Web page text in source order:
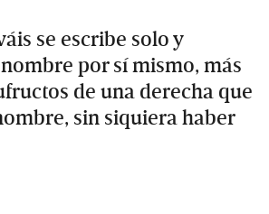
se escribe solo y
por sí mismo, más
de una derecha que
sin siquiera haber